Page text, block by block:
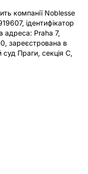
компанії Noblesse
ідентифікатор
адреса: Praha 7,
зареєстрована в
Праги, секція C,